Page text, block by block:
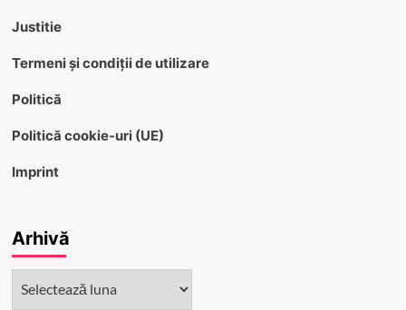
Justitie
Termeni și condiții de utilizare
Politică
Politică cookie-uri (UE)
Imprint
Arhivă